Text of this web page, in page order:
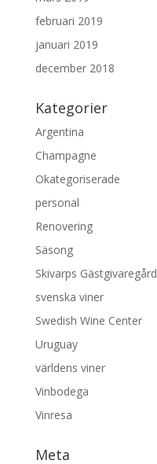
februari 2019
januari 2019
december 2018
Kategorier
Argentina
Champagne
Okategoriserade
personal
Renovering
Säsong
Skivarps Gästgivaregård
svenska viner
Swedish Wine Center
Uruguay
världens viner
Vinbodega
Vinresa
Meta